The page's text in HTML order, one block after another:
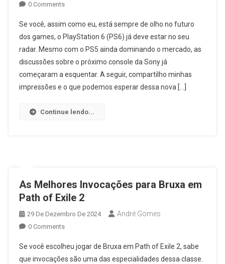
0 Comments
Se você, assim como eu, está sempre de olho no futuro
dos games, o PlayStation 6 (PS6) já deve estar no seu
radar. Mesmo com o PS5 ainda dominando o mercado, as
discussões sobre o próximo console da Sony já
começaram a esquentar. A seguir, compartilho minhas
impressões e o que podemos esperar dessa nova […]
Continue lendo...
As Melhores Invocações para Bruxa em
Path of Exile 2
29 De Dezembro De 2024 André Gomes
0 Comments
Se você escolheu jogar de Bruxa em Path of Exile 2, sabe
que invocações são uma das especialidades dessa classe.